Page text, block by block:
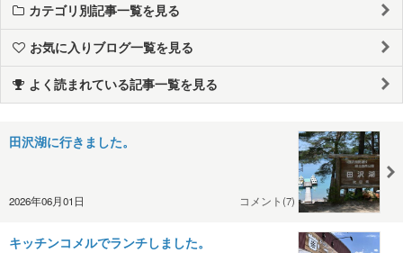
カテゴリ別記事一覧を見る
お気に入りブログ一覧を見る
よく読まれている記事一覧を見る
田沢湖に行きました。
2026年06月01日 コメント(7)
キッチンコメルでランチしました。